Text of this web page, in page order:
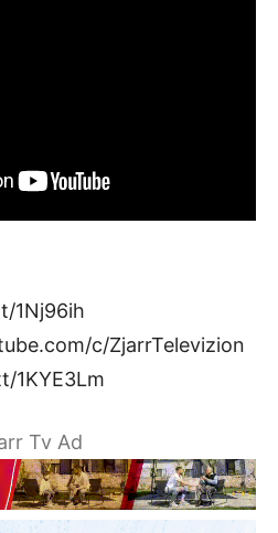
1Nj96ih
c/ZjarrTelevizion
1KYE3Lm
Tv Ad